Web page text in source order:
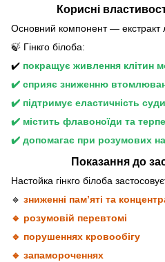
Корисні
Основний компонент — екстракт
🍃 Гінкго білоба:
✔️ покращує живлення клітин
✔️ сприяє зниженню
✔️ підтримує еластичність
✔️ містить флавоноїди та
✔️ допомагає при розумових
Показання до
Настойка гінкго білоба
🔹 зниженні пам’яті та
🔹 розумовій перевтомі
🔹 порушеннях кровообігу
🔹 запамороченнях